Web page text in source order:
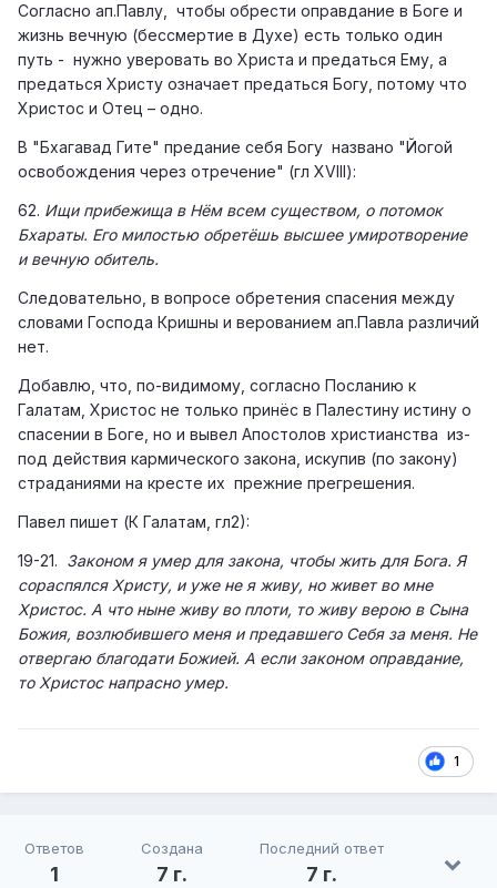
Согласно ап.Павлу, чтобы обрести оправдание в Боге и
жизнь вечную (бессмертие в Духе) есть только один
путь - нужно уверовать во Христа и предаться Ему, а
предаться Христу означает предаться Богу, потому что
Христос и Отец – одно.
В "Бхагавад Гите" предание себя Богу названо "Йогой
освобождения через отречение" (гл XVIII):
62. Ищи прибежища в Нём всем существом, о потомок
Бхараты. Его милостью обретёшь высшее умиротворение
и вечную обитель.
Следовательно, в вопросе обретения спасения между
словами Господа Кришны и верованием ап.Павла различий
нет.
Добавлю, что, по-видимому, согласно Посланию к
Галатам, Христос не только принёс в Палестину истину о
спасении в Боге, но и вывел Апостолов христианства из-
под действия кармического закона, искупив (по закону)
страданиями на кресте их прежние прегрешения.
Павел пишет (К Галатам, гл2):
19-21. Законом я умер для закона, чтобы жить для Бога. Я
сораспялся Христу, и уже не я живу, но живет во мне
Христос. А что ныне живу во плоти, то живу верою в Сына
Божия, возлюбившего меня и предавшего Себя за меня. Не
отвергаю благодати Божией. А если законом оправдание,
то Христос напрасно умер.
1
Ответов
1
Создана
7 г.
Последний ответ
7 г.